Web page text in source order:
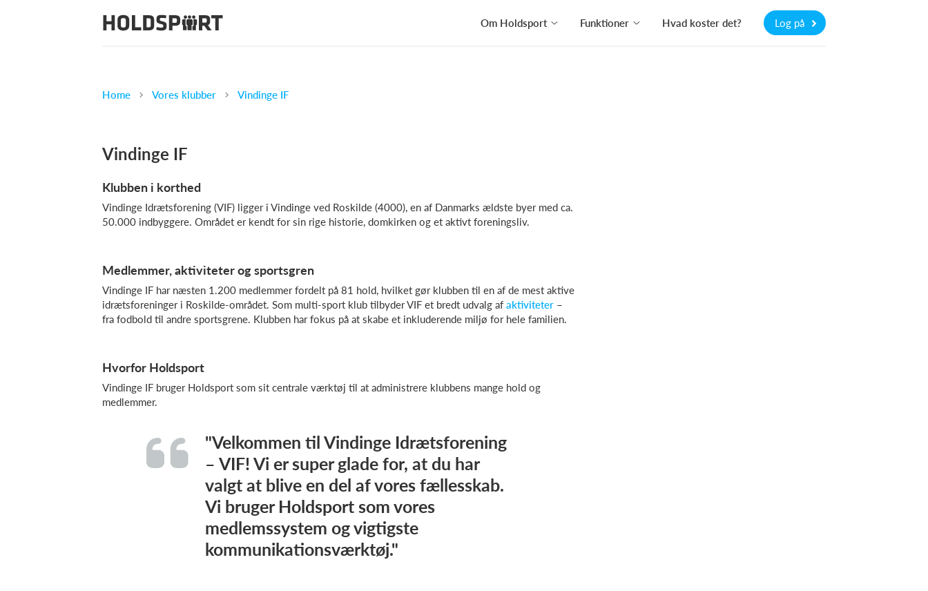
Om Holdsport Funktioner Hvad koster det? Log på
Home Vores klubber Vindinge IF
Vindinge IF
Klubben i korthed
Vindinge Idrætsforening (VIF) ligger i Vindinge ved Roskilde (4000), en af Danmarks ældste byer med ca.
50.000 indbyggere. Området er kendt for sin rige historie, domkirken og et aktivt foreningsliv.
Medlemmer, aktiviteter og sportsgren
Vindinge IF har næsten 1.200 medlemmer fordelt på 81 hold, hvilket gør klubben til en af de mest aktive
idrætsforeninger i Roskilde-området. Som multi-sport klub tilbyder VIF et bredt udvalg af aktiviteter –
fra fodbold til andre sportsgrene. Klubben har fokus på at skabe et inkluderende miljø for hele familien.
Hvorfor Holdsport
Vindinge IF bruger Holdsport som sit centrale værktøj til at administrere klubbens mange hold og
medlemmer.
"Velkommen til Vindinge Idrætsforening
– VIF! Vi er super glade for, at du har
valgt at blive en del af vores fællesskab.
Vi bruger Holdsport som vores
medlemssystem og vigtigste
kommunikationsværktøj."